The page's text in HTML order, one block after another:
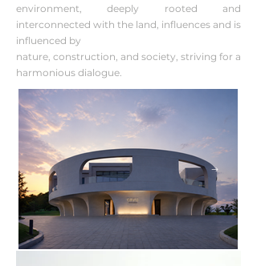
environment, deeply rooted and
interconnected with the land, influences and is
influenced by
nature, construction, and society, striving for a
harmonious dialogue.